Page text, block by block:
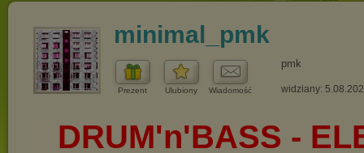
minimal_pmk
Prezent Ulubiony Wiadomość
pmk
widziany: